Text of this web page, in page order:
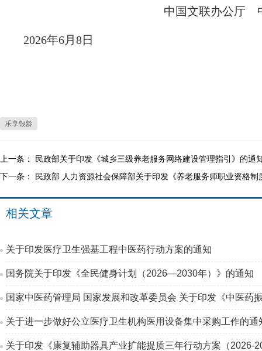
中国文联办公厅 中
2026年6月8日
乐享银龄
上一条：
民政部关于印发《城乡三级养老服务网络建设管理指引》的通
下一条：
民政部 人力资源社会保障部关于印发《养老服务师职业资格制
相关文章
关于印发医疗卫生强基工程中医药行动方案的通知
国务院关于印发《全民健身计划（2026—2030年）》的通知
国家中医药管理局 国家发展和改革委员会 关于印发《中医药
关于进一步做好公立医疗卫生机构医用设备集中采购工作的通
关于印发《康复辅助器具产业扩能提质三年行动方案（2026-